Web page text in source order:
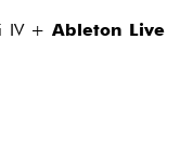
IV +Ableton Live